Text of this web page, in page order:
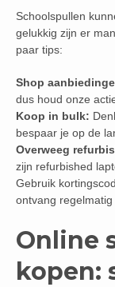
Schoolspullen
gelukkig zijn er
paar tips:
Shop
dus houd onze
Koop in bulk:
bespaar je op de
Overweeg
zijn refurbished
Gebruik
ontvang regelmatig
Online
kopen: